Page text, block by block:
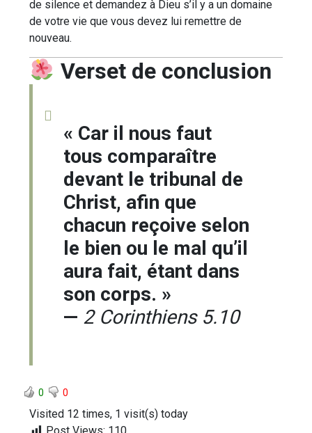
de silence et demandez à Dieu s’il y a un domaine
de votre vie que vous devez lui remettre de
nouveau.
Verset de conclusion
« Car il nous faut
tous comparaître
devant le tribunal de
Christ, afin que
chacun reçoive selon
le bien ou le mal qu’il
aura fait, étant dans
son corps. »
— 2 Corinthiens 5.10
0 0
Visited 12 times, 1 visit(s) today